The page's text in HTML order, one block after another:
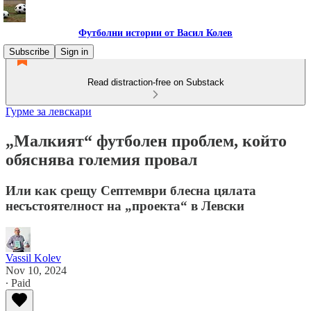
Футболни истории от Васил Колев
Subscribe
Sign in
Read distraction-free on Substack
Гурме за левскари
„Малкият“ футболен проблем, който
обяснява големия провал
Или как срещу Септември блесна цялата
несъстоятелност на „проекта“ в Левски
Vassil Kolev
Nov 10, 2024
∙ Paid